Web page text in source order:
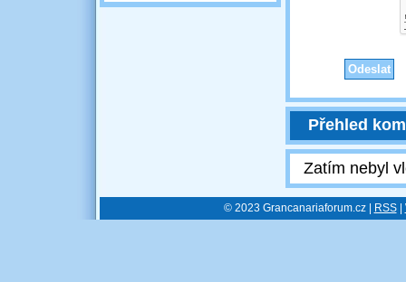
Přehled
Zatím nebyl
© 2023 Grancanariaforum.cz | RSS|